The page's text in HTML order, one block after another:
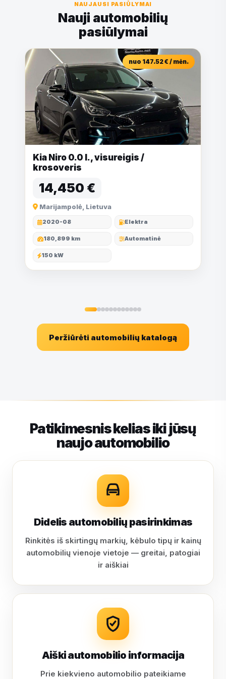
NAUJAUSI PASIŪLYMAI
Nauji automobilių
pasiūlymai
nuo 147.52 € / mėn.
Kia Niro 0.0 l., visureigis /
krosoveris
14,450 €
Marijampolė, Lietuva
2020-08 Elektra
180,899 km Automatinė
150 kW
Peržiūrėti automobilių katalogą
Patikimesnis kelias iki jūsų
naujo automobilio
Didelis automobilių pasirinkimas
Rinkitės iš skirtingų markių, kėbulo tipų ir kainų
automobilių vienoje vietoje — greitai, patogiai
ir aiškiai
Aiški automobilio informacija
Prie kiekvieno automobilio pateikiame